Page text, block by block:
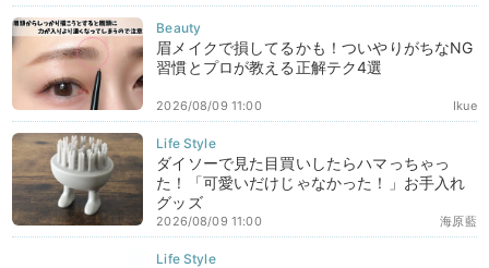
眉メイクで損してるかも！ついやりがちなNG
習慣とプロが教える正解テク4選
Ikue
2026/08/09 11:00
ダイソーで見た目買いしたらハマっちゃっ
た！「可愛いだけじゃなかった！」お手入れ
グッズ
海原藍
2026/08/09 11:00